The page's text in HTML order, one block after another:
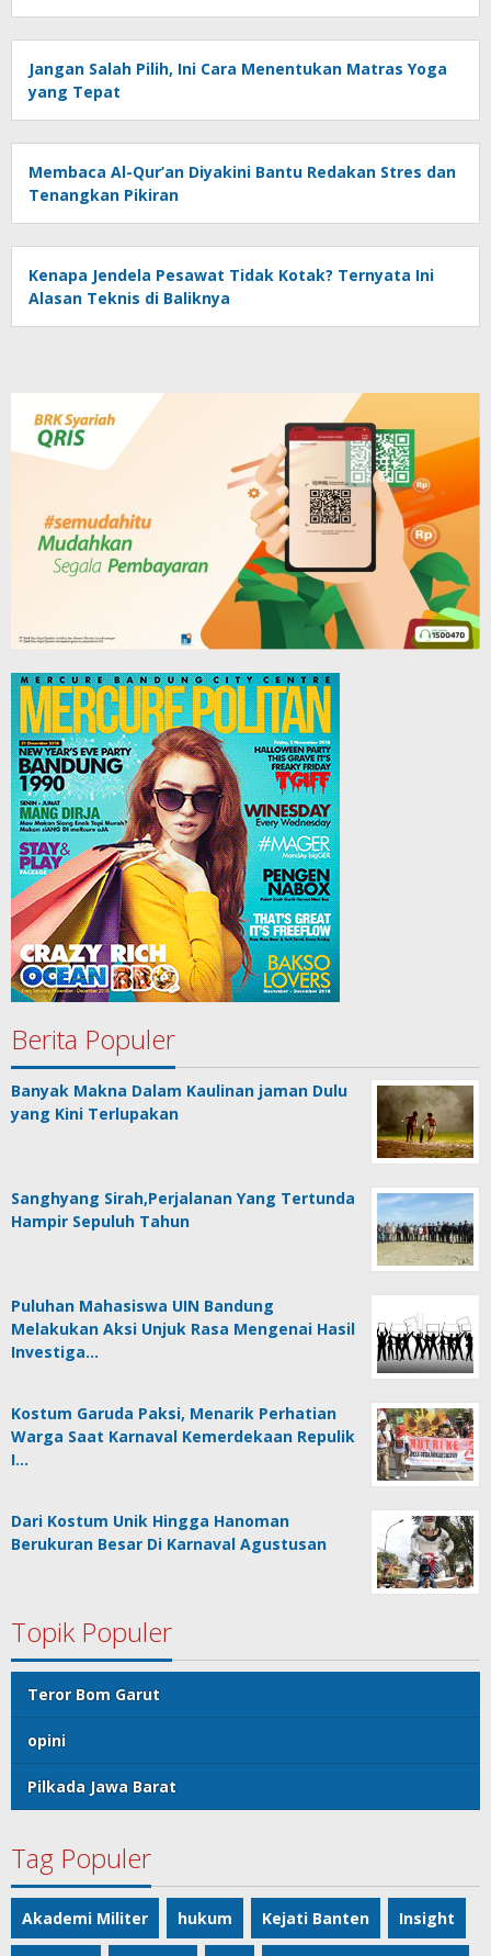
Jangan Salah Pilih, Ini Cara Menentukan Matras Yoga
yang Tepat
Membaca Al-Qur’an Diyakini Bantu Redakan Stres dan
Tenangkan Pikiran
Kenapa Jendela Pesawat Tidak Kotak? Ternyata Ini
Alasan Teknis di Baliknya
Berita Populer
Banyak Makna Dalam Kaulinan jaman Dulu
yang Kini Terlupakan
Sanghyang Sirah,Perjalanan Yang Tertunda
Hampir Sepuluh Tahun
Puluhan Mahasiswa UIN Bandung
Melakukan Aksi Unjuk Rasa Mengenai Hasil
Investiga…
Kostum Garuda Paksi, Menarik Perhatian
Warga Saat Karnaval Kemerdekaan Repulik
I…
Dari Kostum Unik Hingga Hanoman
Berukuran Besar Di Karnaval Agustusan
Topik Populer
Teror Bom Garut
opini
Pilkada Jawa Barat
Tag Populer
Akademi Militer hukum Kejati Banten Insight